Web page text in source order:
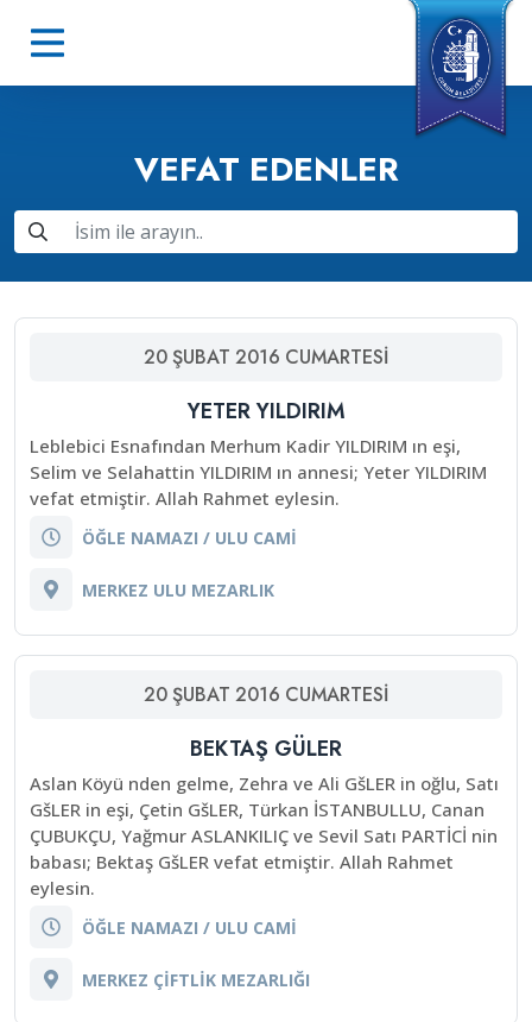
VEFAT EDENLER
20ŞUBAT 2016 CUMARTESI
YETER YILDIRIM
Leblebici Esnafından Merhum Kadir YILDIRIM ın eşi,
Selim ve Selahattin YILDIRIM ın annesi; Yeter YILDIRIM
vefat etmiştir. Allah Rahmet eylesin.
ÖĞLE NAMAZI / ULU CAMİ
MERKEZ ULU MEZARLIK
20ŞUBAT 2016 CUMARTESI
BEKTAŞ GÜLER
Aslan Köyü nden gelme, Zehra ve Ali GšLER in oğlu, Satı
GšLER in eşi, Çetin GšLER, Türkan İSTANBULLU, Canan
ÇUBUKÇU, Yağmur ASLANKILIÇ ve Sevil Satı PARTİCİ nin
babası; Bektaş GšLER vefat etmiştir. Allah Rahmet
eylesin.
ÖĞLE NAMAZI / ULU CAMİ
MERKEZ ÇİFTLİK MEZARLIĞI